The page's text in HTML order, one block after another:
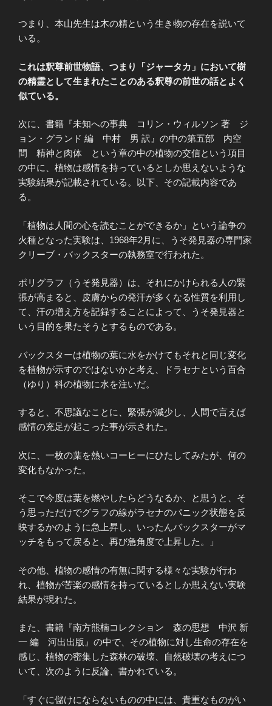
つまり、本山先生は木の精という生き物の存在を説いて
いる。
これは釈尊前世物語、つまり「ジャータカ」において樹
の精霊として生まれたことのある釈尊の前世の話とよく
似ている。
次に、書籍『未知への事典 コリン・ウィルソン 著 ジ
ョン・グランド 編 中村 男 訳』の中の第五部 内空
間 精神と肉体 という章の中の植物の交信という項目
の中に、植物は感情を持っているとしか思えないような
実験結果が記載されている。以下、その記載内容であ
る。
「植物は人間の心を読むことができるか」という論争の
火種となった実験は、1968年2月に、うそ発見器の専門家
クリーブ・バックスターの執務室で行われた。
ポリグラフ（うそ発見器）は、それにかけられる人の緊
張が高まると、皮膚からの発汗が多くなる性質を利用し
て、汗の増え方を記録することによって、うそ発見器と
いう目的を果たそうとするものである。
バックスターは植物の葉に水をかけてもそれと同じ変化
を植物が示すのではないかと考え、ドラセナという百合
（ゆり）科の植物に水を注いだ。
すると、不思議なことに、緊張が減少し、人間で言えば
感情の充足が起こった事が示された。
次に、一枚の葉を熱いコーヒーにひたしてみたが、何の
変化もなかった。
そこで今度は葉を燃やしたらどうなるか、と思うと、そ
う思っただけでグラフの線がラセナのパニック状態を反
映するかのように急上昇し、いったんバックスターがマ
ッチをもって戻ると、再び急角度で上昇した。」
その他、植物の感情の有無に関する様々な実験が行わ
れ、植物が苦楽の感情を持っているとしか思えない実験
結果が現れた。
また、書籍『南方熊楠コレクション 森の思想 中沢 新
一 編 河出出版』の中で、その植物に対し生命の存在を
感じ、植物の密集した森林の破壊、自然破壊の考えにつ
いて、次のように反論、書かれている。
「すぐに儲けにならないものの中には、貴重なものがい